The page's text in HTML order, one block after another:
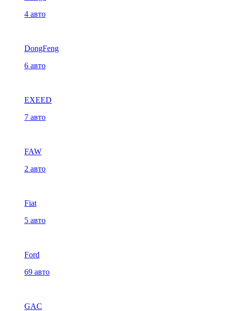
4 авто
DongFeng
6 авто
EXEED
7 авто
FAW
2 авто
Fiat
5 авто
Ford
69 авто
GAC